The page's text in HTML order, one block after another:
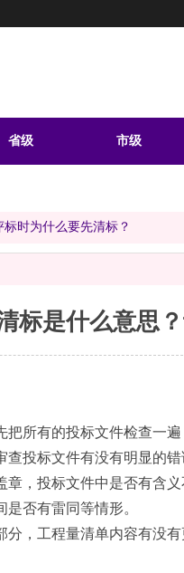
省级 市级
时为什么要先清标？
标是什么意思
把所有的投标文件检查一
查投标文件有没有明显的
章，投标文件中是否有含
否有雷同等情形。
分，工程量清单内容有没